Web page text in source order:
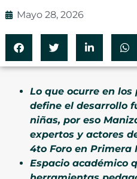
Mayo 28, 2026
Lo que ocurre en
define el desarrollo
niñas, por eso
expertos y actores
4to Foro en Primera
Espacio académico